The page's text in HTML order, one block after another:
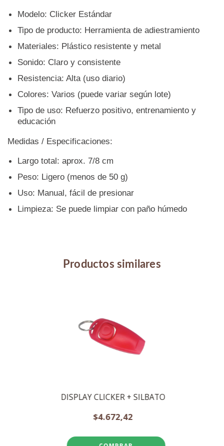
Modelo: Clicker Estándar
Tipo de producto: Herramienta de adiestramiento
Materiales: Plástico resistente y metal
Sonido: Claro y consistente
Resistencia: Alta (uso diario)
Colores: Varios (puede variar según lote)
Tipo de uso: Refuerzo positivo, entrenamiento y
educación
Medidas / Especificaciones:
Largo total: aprox. 7/8 cm
Peso: Ligero (menos de 50 g)
Uso: Manual, fácil de presionar
Limpieza: Se puede limpiar con paño húmedo
Productos similares
DISPLAY CLICKER + SILBATO
$4.672,42